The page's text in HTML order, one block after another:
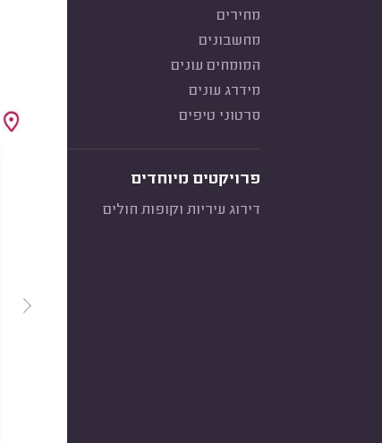
מחירים
מחשבונים
המומחים עונים
מידרג עונים
סרטוני טיפים
פרויקטים מיוחדים
דירוג עיריות וקופות חולים